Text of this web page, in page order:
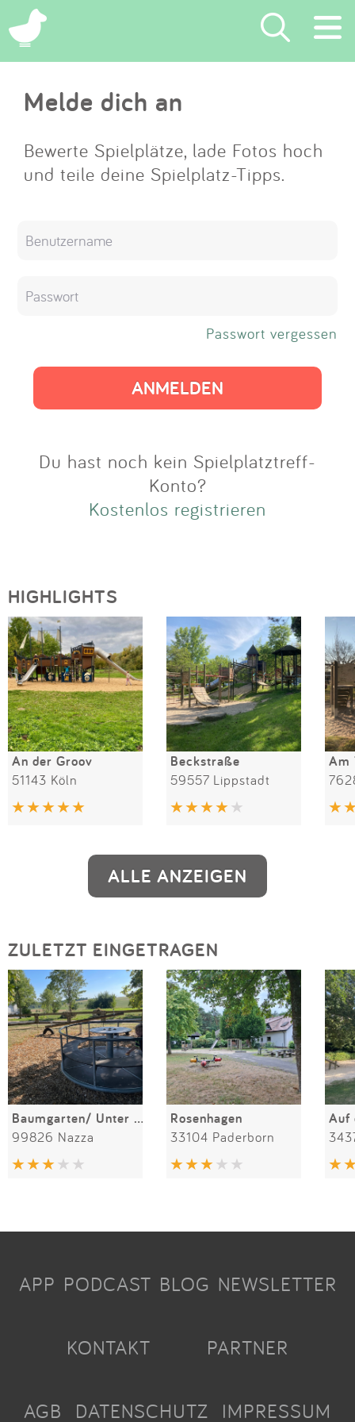
×
Suchen
Eintragen
App
Melde dich an
Bewerte Spielplätze, lade Fotos hoch
und teile deine Spielplatz-Tipps.
Passwort vergessen
Du hast noch kein Spielplatztreff-
Konto?
Kostenlos registrieren
HIGHLIGHTS
An der Groov
51143 Köln
Beckstraße
59557 Lippstadt
Am
ALLE ANZEIGEN
ZULETZT EINGETRAGEN
Baumgarten/ Unter den Linden
99826 Nazza
Rosenhagen
33104 Paderborn
Auf
APP PODCAST BLOG NEWSLETTER
KONTAKT PARTNER
AGB DATENSCHUTZ IMPRESSUM